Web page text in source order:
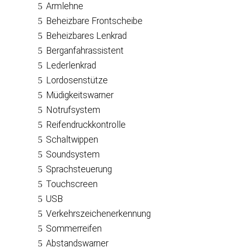
Armlehne
Beheizbare Frontscheibe
Beheizbares Lenkrad
Berganfahrassistent
Lederlenkrad
Lordosenstütze
Müdigkeitswarner
Notrufsystem
Reifendruckkontrolle
Schaltwippen
Soundsystem
Sprachsteuerung
Touchscreen
USB
Verkehrszeichenerkennung
Sommerreifen
Abstandswarner